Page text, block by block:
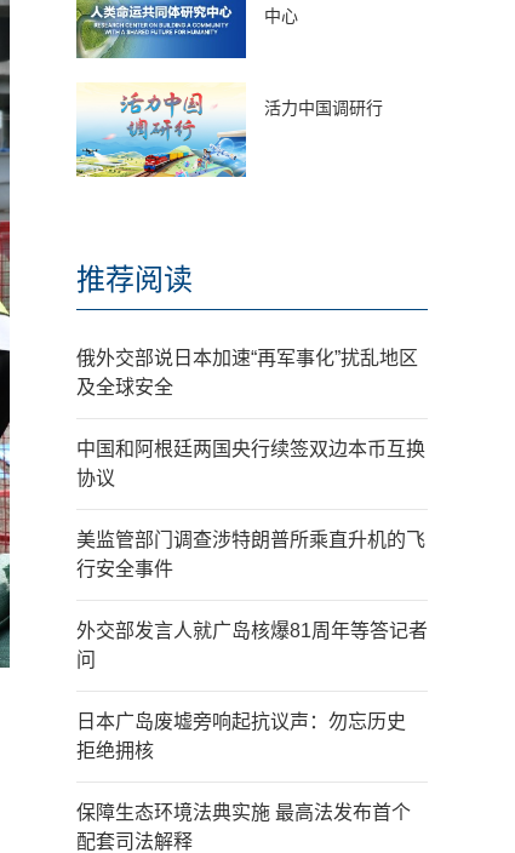
中心
活力中国调研行
推荐阅读
俄外交部说日本加速“再军事化”扰乱地区
及全球安全
中国和阿根廷两国央行续签双边本币互换
协议
美监管部门调查涉特朗普所乘直升机的飞
行安全事件
外交部发言人就广岛核爆81周年等答记者
问
日本广岛废墟旁响起抗议声：勿忘历史
拒绝拥核
保障生态环境法典实施 最高法发布首个
配套司法解释